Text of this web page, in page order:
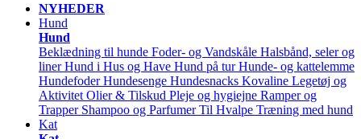
NYHEDER
Hund
Hund
Beklædning til hunde Foder- og Vandskåle Halsbånd, seler og
liner Hund i Hus og Have Hund på tur Hunde- og kattelemme
Hundefoder Hundesenge Hundesnacks Kovaline Legetøj og
Aktivitet Olier & Tilskud Pleje og hygiejne Ramper og
Trapper Shampoo og Parfumer Til Hvalpe Træning med hund
Kat